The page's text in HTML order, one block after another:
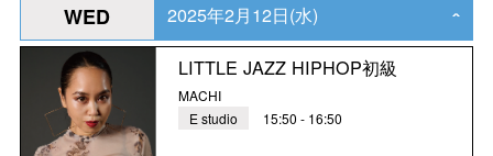
WED 2025年2月12日(水) ‹
LITTLE JAZZ HIPHOP初級
MACHI
E studio
15:50 - 16:50